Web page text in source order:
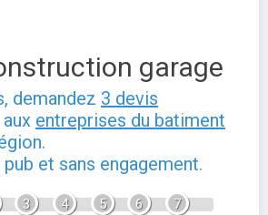
garage
demandez 3 devis
aux entreprises du batiment
et sans engagement.
3 4 5 6 7